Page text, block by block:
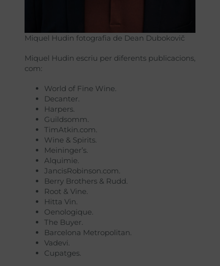
Miquel Hudin fotografia de Dean Dubokovič
Miquel Hudin escriu per diferents publicacions,
com:
World of Fine Wine.
Decanter.
Harpers.
Guildsomm.
TimAtkin.com.
Wine & Spirits.
Meininger’s.
Alquimie.
JancisRobinson.com.
Berry Brothers & Rudd.
Root & Vine.
Hitta Vin.
Oenologique.
The Buyer.
Barcelona Metropolitan.
Vadevi.
Cupatges.